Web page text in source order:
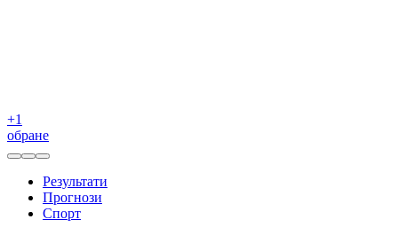
+1
обране
Результати
Прогнози
Спорт